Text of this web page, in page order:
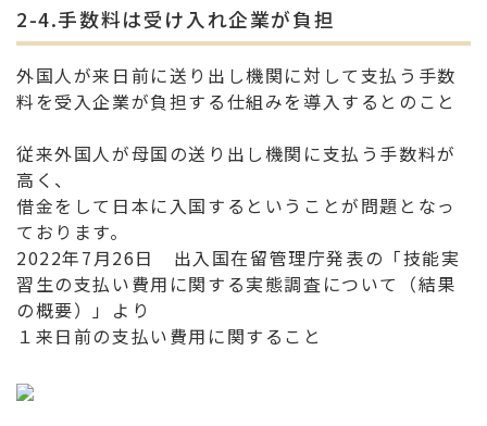
2-4.手数料は受け入れ企業が負担
外国人が来日前に送り出し機関に対して支払う手数
料を受入企業が負担する仕組みを導入するとのこと
従来外国人が母国の送り出し機関に支払う手数料が
高く、
借金をして日本に入国するということが問題となっ
ております。
2022年7月26日 出入国在留管理庁発表の「技能実
習生の支払い費用に関する実態調査について（結果
の概要）」より
１来日前の支払い費用に関すること